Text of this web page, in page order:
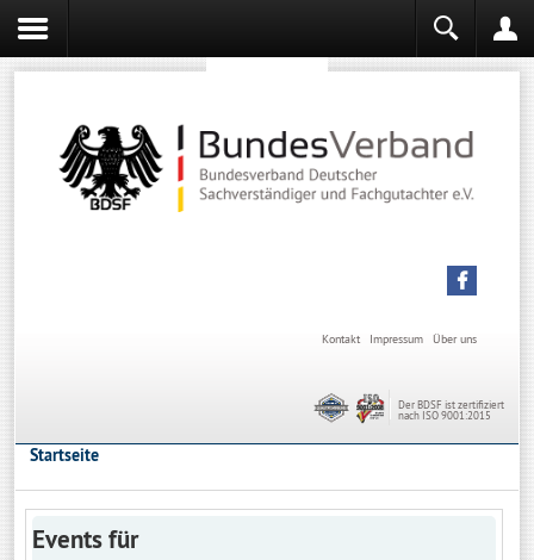
Über uns
Impressum
Kontakt
Der BDSF ist zertifiziert
nach ISO 9001:2015
Startseite
Events für